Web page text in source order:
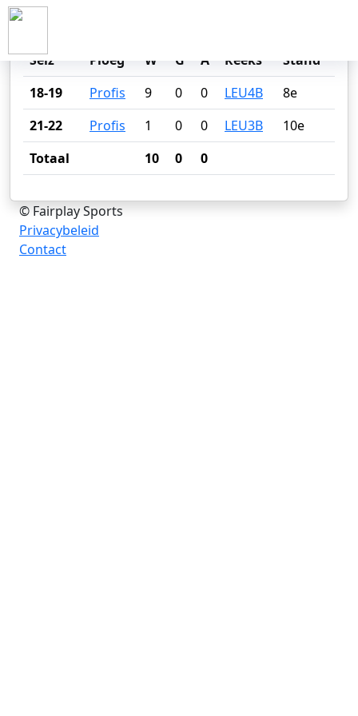
Seiz Ploeg W G A Reeks
Stand
18-19
Profis 9 0 0 LEU4B
8e
21-22
Profis 1 0 0 LEU3B
10e
Totaal
10 0 0
© Fairplay Sports
Privacybeleid
Contact